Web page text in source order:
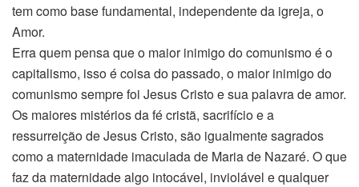
tem como base fundamental, independente da igreja, o
Amor.
Erra quem pensa que o maior inimigo do comunismo é o
capitalismo, isso é coisa do passado, o maior inimigo do
comunismo sempre foi Jesus Cristo e sua palavra de amor.
Os maiores mistérios da fé cristã, sacrifício e a
ressurreição de Jesus Cristo, são igualmente sagrados
como a maternidade imaculada de Maria de Nazaré. O que
faz da maternidade algo intocável, inviolável e qualquer